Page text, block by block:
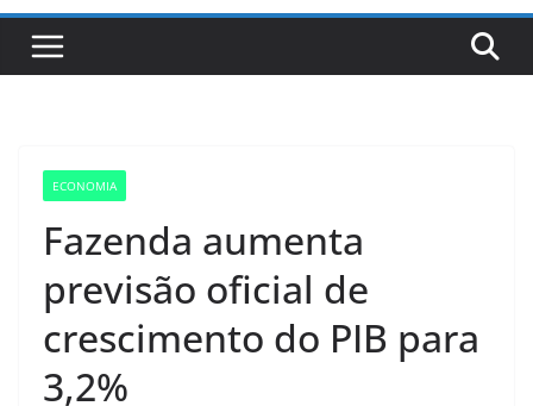
ECONOMIA
Fazenda aumenta
previsão oficial de
crescimento do PIB para
3,2%